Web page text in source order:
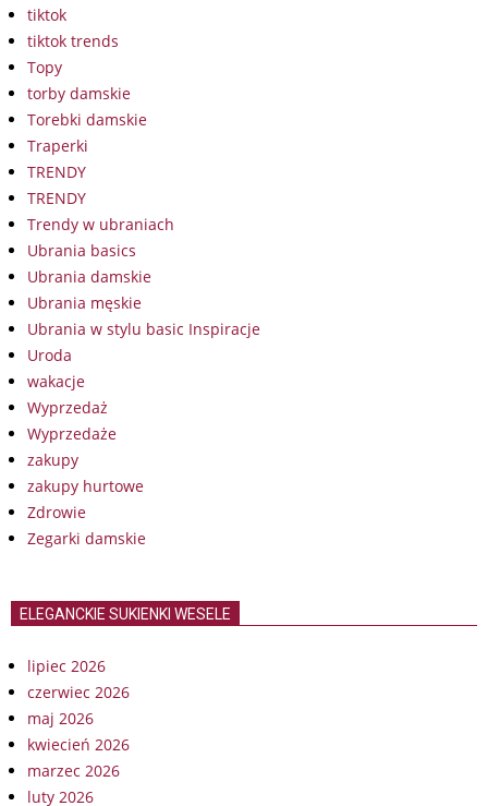
tiktok
tiktok trends
Topy
torby damskie
Torebki damskie
Traperki
TRENDY
TRENDY
Trendy w ubraniach
Ubrania basics
Ubrania damskie
Ubrania męskie
Ubrania w stylu basic Inspiracje
Uroda
wakacje
Wyprzedaż
Wyprzedaże
zakupy
zakupy hurtowe
Zdrowie
Zegarki damskie
ELEGANCKIE SUKIENKI WESELE
lipiec 2026
czerwiec 2026
maj 2026
kwiecień 2026
marzec 2026
luty 2026